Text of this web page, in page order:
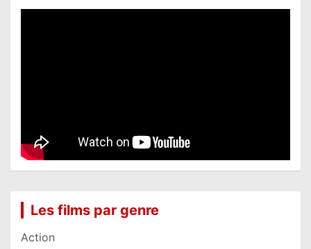
Les films par genre
Action